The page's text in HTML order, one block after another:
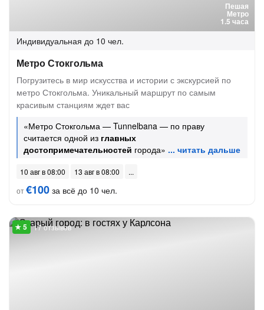
Пешая
Метро
1.5 часа
Индивидуальная до 10 чел.
Метро Стокгольма
Погрузитесь в мир искусства и истории с экскурсией по
метро Стокгольма. Уникальный маршрут по самым
красивым станциям ждет вас
«Метро Стокгольма — Tunnelbana — по праву
считается одной из главных
достопримечательностей города»
10 авг в 08:00
13 авг в 08:00
от€100 за всё до 10 чел.
17 отзывов